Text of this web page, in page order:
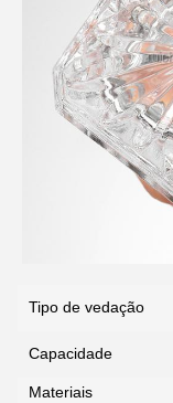
Tipo de vedação
Capacidade
Materiais